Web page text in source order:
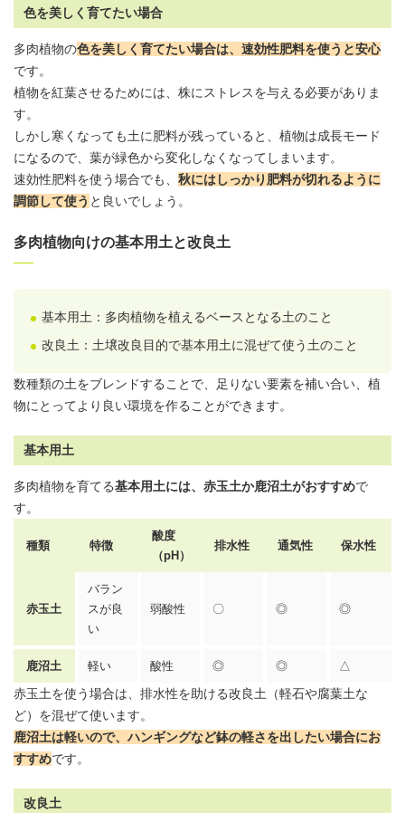
色を美しく育てたい場合
多肉植物の色を美しく育てたい場合は、速効性肥料を使うと安心
です。
植物を紅葉させるためには、株にストレスを与える必要がありま
す。
しかし寒くなっても土に肥料が残っていると、植物は成長モード
になるので、葉が緑色から変化しなくなってしまいます。
速効性肥料を使う場合でも、 秋にはしっかり肥料が切れるように
調節して使う と良いでしょう。
多肉植物向けの基本用土と改良土
基本用土 ：多肉植物を植えるベースとなる土のこと
改良土：土壌改良目的で基本用土に混ぜて使う土のこと
数種類の土をブレンドすることで、足りない要素を補い合い、植
物にとってより良い環境を作ることができます。
基本用土
多肉植物を育てる基本用土には、 赤玉土か鹿沼土がおすすめで
す。
種類 特徴
酸度
（pH）
排水性 通気性 保水性
赤玉土
バラン
スが良
い
弱酸性 〇 ◎ ◎
鹿沼土 軽い 酸性 ◎ ◎ △
赤玉土を使う場合は、排水性を助ける改良土（軽石や腐葉土な
ど）を混ぜて使います。
鹿沼土は軽いので、ハンギングなど鉢の軽さを出したい場合にお
すすめです。
改良土